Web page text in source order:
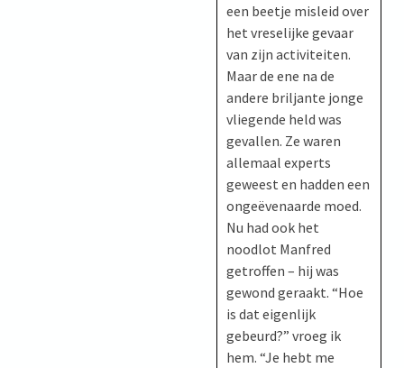
een beetje misleid over
het vreselijke gevaar
van zijn activiteiten.
Maar de ene na de
andere briljante jonge
vliegende held was
gevallen. Ze waren
allemaal experts
geweest en hadden een
ongeëvenaarde moed.
Nu had ook het
noodlot Manfred
getroffen – hij was
gewond geraakt. “Hoe
is dat eigenlijk
gebeurd?” vroeg ik
hem. “Je hebt me